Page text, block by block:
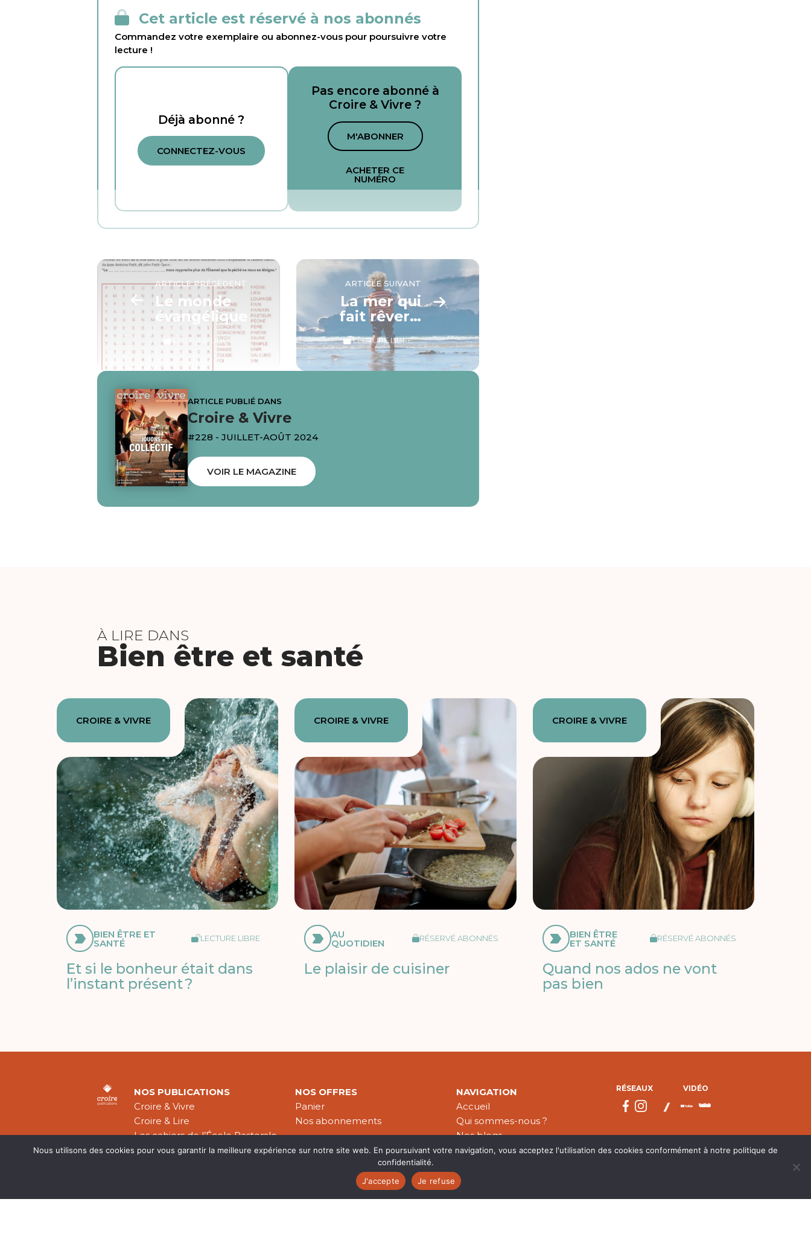
Cet article est réservé à nos abonnés
Commandez votre exemplaire ou abonnez-vous pour poursuivre votre
lecture !
Déjà abonné ?
CONNECTEZ-VOUS
Pas encore abonné à
Croire & Vivre ?
M'ABONNER
ACHETER CE
NUMÉRO
ARTICLE PRÉCÉDENT
Le monde
évangélique
LECTURE LIBRE
ARTICLE SUIVANT
La mer qui
fait rêver…
LECTURE LIBRE
ARTICLE PUBLIÉ DANS
Croire & Vivre
#228 - JUILLET-AOÛT 2024
VOIR LE MAGAZINE
À LIRE DANS
Bien être et santé
CROIRE & VIVRE
BIEN ÊTRE ET
SANTÉ LECTURE LIBRE
Et si le bonheur était dans
l’instant présent ?
CROIRE & VIVRE
AU
QUOTIDIEN RÉSERVÉ ABONNÉS
Le plaisir de cuisiner
CROIRE & VIVRE
BIEN ÊTRE
ET SANTÉ RÉSERVÉ ABONNÉS
Quand nos ados ne vont
pas bien
NOS PUBLICATIONS
Croire & Vivre
Croire & Lire
Les cahiers de l’École Pastorale
Théologie Évangélique
NOS OFFRES
Panier
Nos abonnements
NAVIGATION
Accueil
Qui sommes-nous ?
Nos blogs
Nos publications
RÉSEAUX VIDÉO
Nous utilisons des cookies pour vous garantir la meilleure expérience sur notre site web. En poursuivant votre navigation, vous acceptez l'utilisation des cookies conformément à notre politique de
confidentialité.
J'accepte
Je refuse